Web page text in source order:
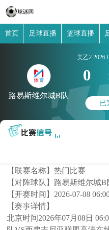
首页 足球直播 篮球直播
路易斯维尔城B队
美乙2 2026-
0
已
【联赛名称】热门比赛
【对阵球队】 路易斯维尔城B
【开赛时间】 2026-07-08
【赛事详情】
北京时间2026年07月08日